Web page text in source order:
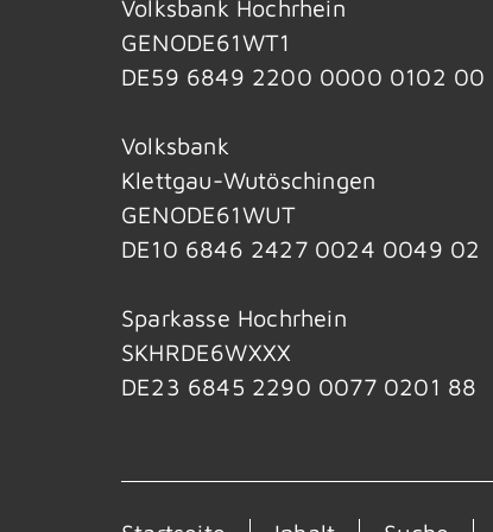
Volksbank Hochrhein
GENODE61WT1
DE59 6849 2200 0000 0102 00
Volksbank
Klettgau-Wutöschingen
GENODE61WUT
DE10 6846 2427 0024 0049 02
Sparkasse Hochrhein
SKHRDE6WXXX
DE23 6845 2290 0077 0201 88